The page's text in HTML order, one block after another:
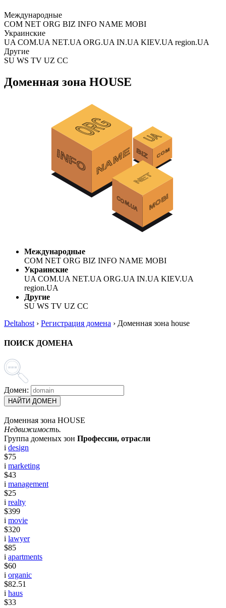
Международные
COM NET ORG BIZ INFO NAME MOBI
Украинские
UA COM.UA NET.UA ORG.UA IN.UA KIEV.UA region.UA
Другие
SU WS TV UZ CC
Доменная зона HOUSE
Международные
COM NET ORG BIZ INFO NAME MOBI
Украинские
UA COM.UA NET.UA ORG.UA IN.UA KIEV.UA
region.UA
Другие
SU WS TV UZ CC
Deltahost › Регистрация домена › Доменная зона house
ПОИСК ДОМЕНА
Домен:
НАЙТИ ДОМЕН
Доменная зона HOUSE
Недвижимость.
Группа доменых зон Профессии, отрасли
i design
$75
i marketing
$43
i management
$25
i realty
$399
i movie
$320
i lawyer
$85
i apartments
$60
i organic
$82.51
i haus
$33